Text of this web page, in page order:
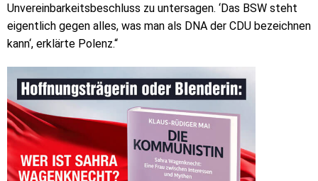
Unvereinbarkeitsbeschluss zu untersagen. ‘Das BSW steht
eigentlich gegen alles, was man als DNA der CDU bezeichnen
kann‘, erklärte Polenz.“